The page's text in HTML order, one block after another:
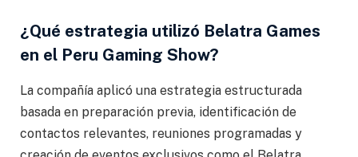
¿Qué estrategia utilizó Belatra Games
en el Peru Gaming Show?
La compañía aplicó una estrategia estructurada
basada en preparación previa, identificación de
contactos relevantes, reuniones programadas y